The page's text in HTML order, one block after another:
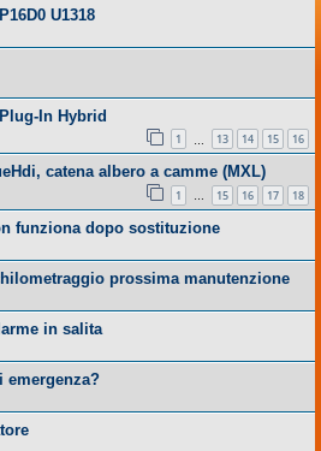
U1318
In Hybrid
1 13 14 15 16
catena albero a camme (MXL)
1 … 15 16 17 18
funziona dopo sostituzione
prossima manutenzione
in salita
emergenza?